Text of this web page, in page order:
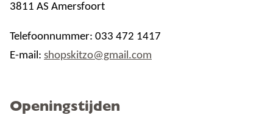
3811 AS Amersfoort
Telefoonnummer: 033 472 1417
E-mail: shopskitzo@gmail.com
Openingstijden